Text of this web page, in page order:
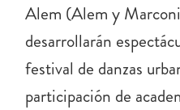
Alem (Alem y
desarrollarán
festival de danzas
participación de